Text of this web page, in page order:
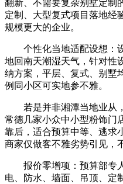
翻新、不需要复杂别墅定制
定制、大型复式项目落地经
规模更大的企业。
个性化当地适配设想：设
地回南天潮湿天气，针对性
纳方案，平层、复式、别墅
例同小区可实地参不雅。
若是并非湘潭当地业从，
常德几家小众中小型粉饰门
靠后，适合预算中等、逃求
商家仅做客不雅劣势引见，
报价零增项：预算部专人
电、防水、墙面、吊顶、定